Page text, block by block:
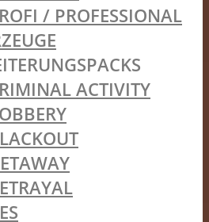
/ PROFESSIONAL
ACTIVITY